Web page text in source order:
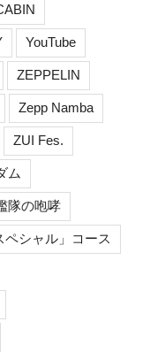
YouTube
ZEPPELIN
Zepp Namba
ZUI Fes.
ム
隊の咆哮
ペシャル」コース